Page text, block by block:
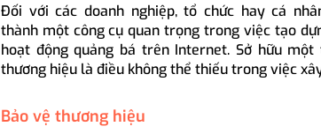
Đối với các doanh nghiệp, tổ chức hay cá
thành một công cụ quan trọng trong việc tạo
hoạt động quảng bá trên Internet. Sở hữu
thương hiệu là điều không thể thiếu trong việc
Bảo vệ thương hiệu